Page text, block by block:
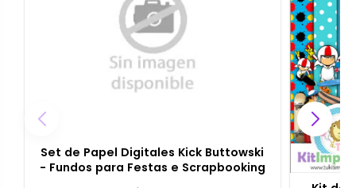
Set de Papel Digitales Kick Buttowski
- Fundos para Festas e Scrapbooking